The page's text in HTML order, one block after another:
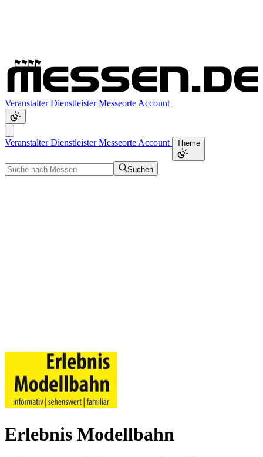
VeranstalterDienstleisterMesseorte Account
VeranstalterDienstleisterMesseorte Account Theme
Suchen
Erlebnis Modellbahn